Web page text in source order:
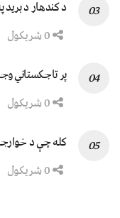
د کندهار د برید
پر تاجکستاني
کله چې د